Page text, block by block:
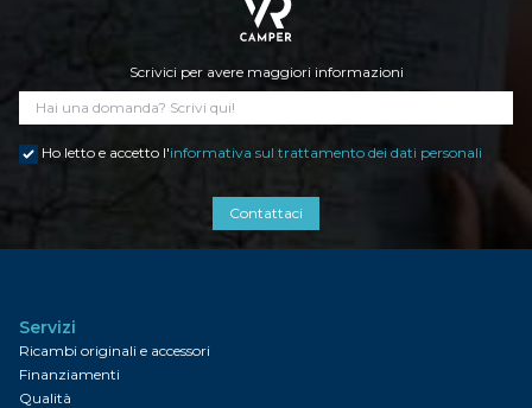
Scrivici per avere maggiori informazioni
Ho letto e accetto l'informativa sul trattamento dei dati personali
Contattaci
Servizi
Ricambi originali e accessori
Finanziamenti
Qualità